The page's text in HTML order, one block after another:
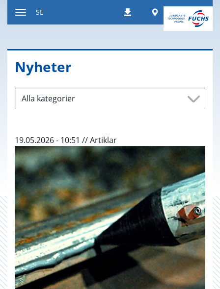
Nedladdningar
Worldwide
SE
Ny­he­ter
Alla kategorier
19.05.2026 - 10:51 // Artiklar